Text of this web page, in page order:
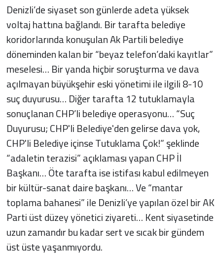
Denizli’de siyaset son günlerde adeta yüksek
voltaj hattına bağlandı. Bir tarafta belediye
koridorlarında konuşulan Ak Partili belediye
döneminden kalan bir “beyaz telefon’daki kayıtlar”
meselesi… Bir yanda hiçbir soruşturma ve dava
açılmayan büyükşehir eski yönetimi ile ilgili 8-10
suç duyurusu… Diğer tarafta 12 tutuklamayla
sonuçlanan CHP’li belediye operasyonu… “Suç
Duyurusu; CHP'li Belediye'den gelirse dava yok,
CHP'li Belediye içinse Tutuklama Çok!” şeklinde
“adaletin terazisi” açıklaması yapan CHP İl
Başkanı… Öte tarafta ise istifası kabul edilmeyen
bir kültür-sanat daire başkanı… Ve “mantar
toplama bahanesi” ile Denizli’ye yapılan özel bir AK
Parti üst düzey yönetici ziyareti… Kent siyasetinde
uzun zamandır bu kadar sert ve sıcak bir gündem
üst üste yaşanmıyordu.